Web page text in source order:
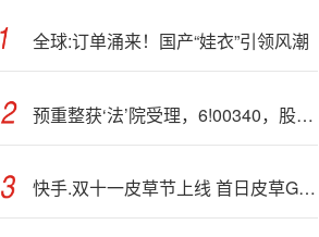
全球:订单涌来！国产“娃衣”引领风潮
预重整获‘法’院受理，6!00340，股价提前“两连板”
快手.双十一皮草节上线 首日皮草GMV同比增长286%